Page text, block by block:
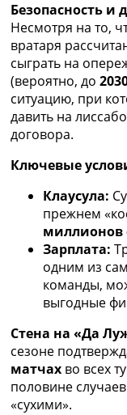
Лига
Англия.
Другие
Таблицы
Лига
Англия.
Все
Рейтинги
Безопасность и
Несмотря на то,
вратаря
сыграть на
(вероятно, до
ситуацию, при
давить на
договора.
Ключевые
Клаусула:
прежнем
миллионов
Зарплата:
одним из
команды,
выгодные
Стена на «Да
сезоне
матчах во всех
половине
«сухими».